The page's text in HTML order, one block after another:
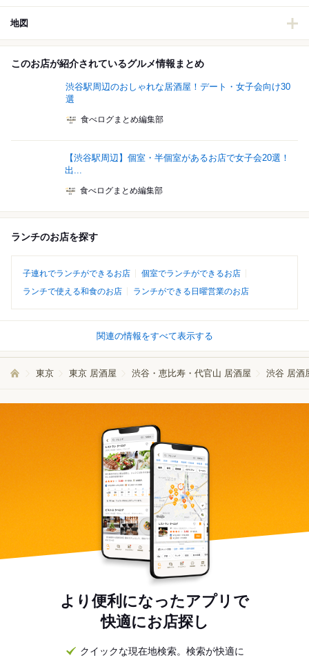
地図
このお店が紹介されているグルメ情報まとめ
渋谷駅周辺のおしゃれな居酒屋！デート・女子会向け30
選
食べログまとめ編集部
【渋谷駅周辺】個室・半個室があるお店で女子会20選！
出...
食べログまとめ編集部
ランチのお店を探す
子連れでランチができるお店
個室でランチができるお店
ランチで使える和食のお店
ランチができる日曜営業のお店
関連の情報をすべて表示する
東京 東京 居酒屋 渋谷・恵比寿・代官山 居酒屋 渋谷 居酒
より便利になったアプリで
快適にお店探し
クイックな現在地検索。検索が快適に